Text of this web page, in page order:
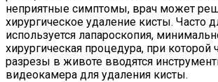
неприятные симптомы, врач может
хирургическое удаление кисты. Часто
используется лапароскопия,
хирургическая процедура, при
разрезы в животе вводятся
видеокамера для удаления кисты.